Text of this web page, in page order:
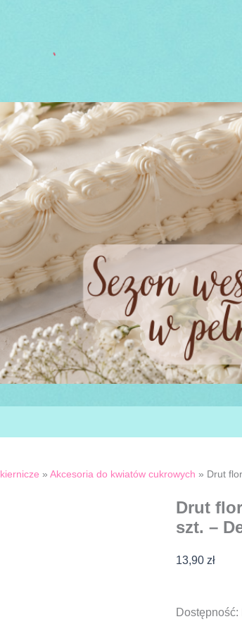
» Akcesoria do kwiatów cukrowych » Drut
Drut
szt. –
13,90 zł
Dostępność:
ilość